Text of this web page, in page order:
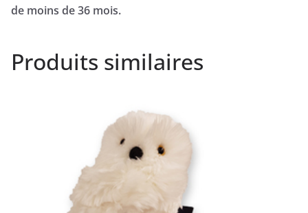
de moins de 36 mois.
Produits similaires